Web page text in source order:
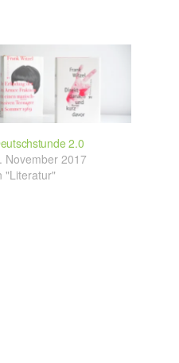
2.0
November 2017
"Literatur"